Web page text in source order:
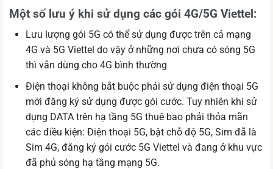
Một số lưu ý khi sử dụng các gói 4G/5G Viettel:
Lưu lượng gói 5G có thể sử dụng được trên cả mạng
4G và 5G Viettel do vậy ở những nơi chưa có sóng 5G
thì vẫn dùng cho 4G bình thường
Điện thoại không bắt buộc phải sử dụng điện thoại 5G
mới đăng ký sử dụng được gói cước. Tuy nhiên khi sử
dụng DATA trên hạ tầng 5G thuê bao phải thỏa mãn
các điều kiện: Điện thoại 5G, bật chỗ độ 5G, Sim đã là
Sim 4G, đăng ký gói cước 5G Viettel và đang ở khu vực
đã phủ sóng hạ tầng mạng 5G.